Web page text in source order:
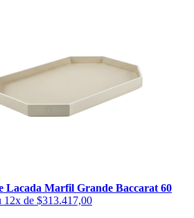
Lacada Marfil Grande Baccarat 60
12x de $313.417,00